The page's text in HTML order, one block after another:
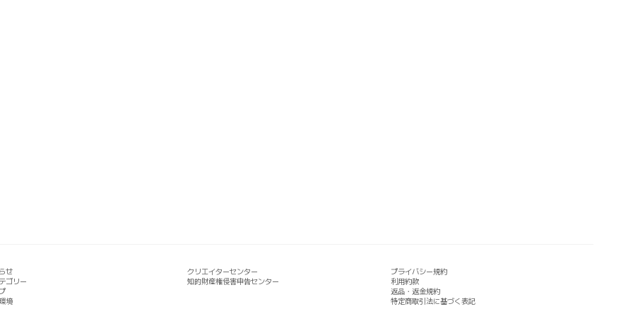
せ
ゴリー
境
クリエイターセンター
知的財産権侵害申告センター
プライバシー規約
利用約款
返品・返金規約
特定商取引法に基づく表記